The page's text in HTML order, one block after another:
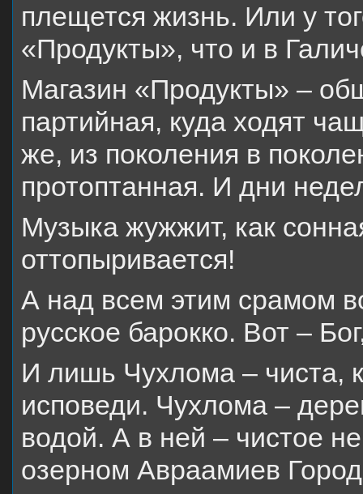
плещется жизнь. Или у
«Продукты», что и в
Магазин «Продукты» –
партийная, куда ходят
же, из поколения в
протоптанная. И дни
Музыка жужжит, как
оттопыривается!
А над всем этим срамом
русское барокко. Вот –
И лишь Чухлома – чиста,
исповеди. Чухлома –
водой. А в ней – чистое
озерном Авраамиев